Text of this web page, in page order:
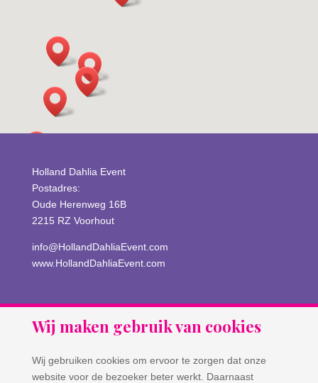
Holland Dahlia Event
Postadres:
Oude Herenweg 16B
2215 RZ Voorhout
info@HollandDahliaEvent.com
www.HollandDahliaEvent.com
Wij maken gebruik van cookies
Wij gebruiken cookies om ervoor te zorgen dat onze
website voor de bezoeker beter werkt. Daarnaast